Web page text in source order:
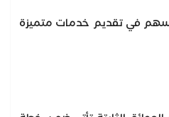
يسهم في تقديم خدمات متميزة